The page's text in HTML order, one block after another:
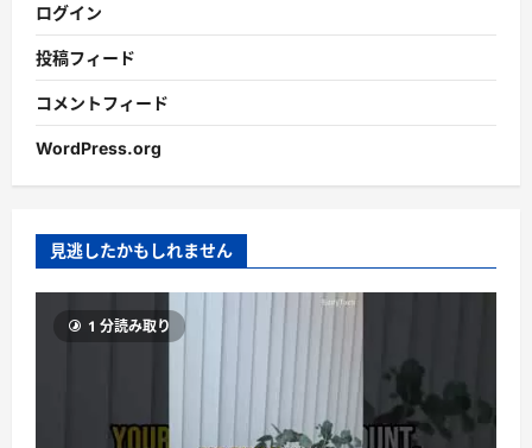
ログイン
投稿フィード
コメントフィード
WordPress.org
見逃したかもしれません
1 分読み取り